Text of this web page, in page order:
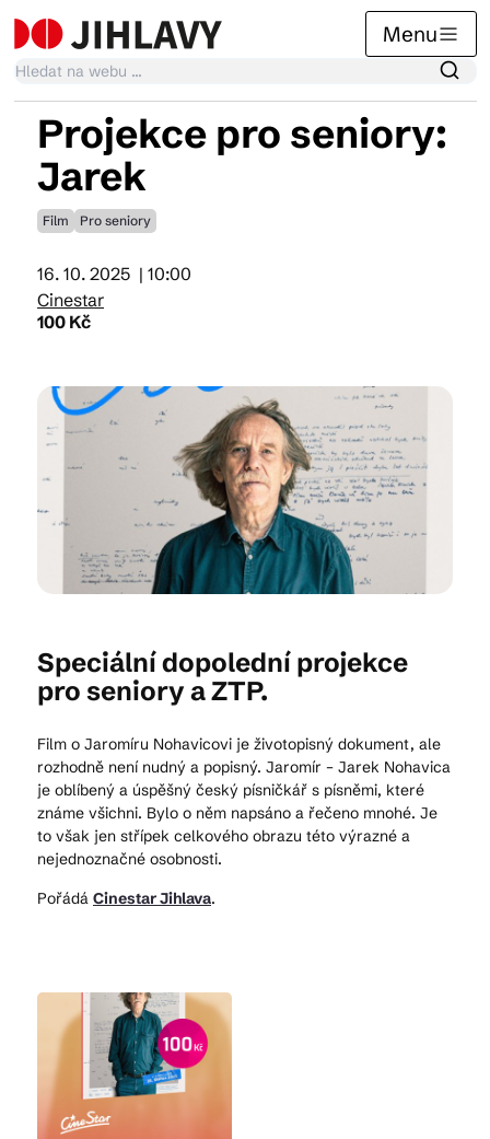
Menu
Kalendář akcí
Tradiční akce
Články
Suvenýry
Praktické info
Kam vyrazit
CS EN DE
© 2026 Brána Jihlavy
Projekce pro seniory:
Jarek
Film Pro seniory
16. 10. 2025 | 10:00
Cinestar
100 Kč
Speciální dopolední projekce
pro seniory a ZTP.
Film o Jaromíru Nohavicovi je životopisný dokument, ale
rozhodně není nudný a popisný. Jaromír – Jarek Nohavica
je oblíbený a úspěšný český písničkář s písněmi, které
známe všichni. Bylo o něm napsáno a řečeno mnohé. Je
to však jen střípek celkového obrazu této výrazné a
nejednoznačné osobnosti.
Pořádá Cinestar Jihlava.